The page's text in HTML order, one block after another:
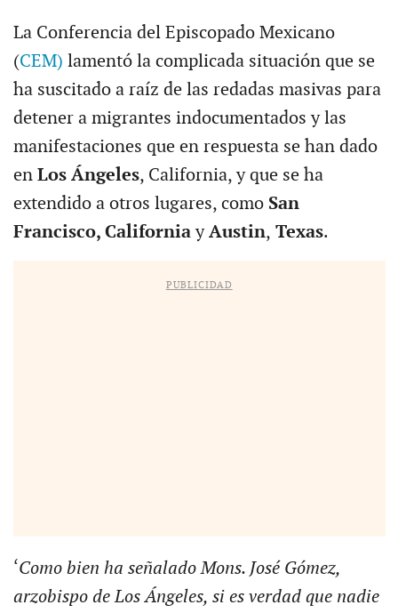
La Conferencia del Episcopado Mexicano
(CEM) lamentó la complicada situación que se
ha suscitado a raíz de las redadas masivas para
detener a migrantes indocumentados y las
manifestaciones que en respuesta se han dado
enLos Ángeles, California, y que se ha
extendido a otros lugares, como San
Francisco, CaliforniayAustin, Texas.
PUBLICIDAD
‘Como bien ha señalado Mons. José Gómez,
arzobispo de Los Ángeles, si es verdad que nadie